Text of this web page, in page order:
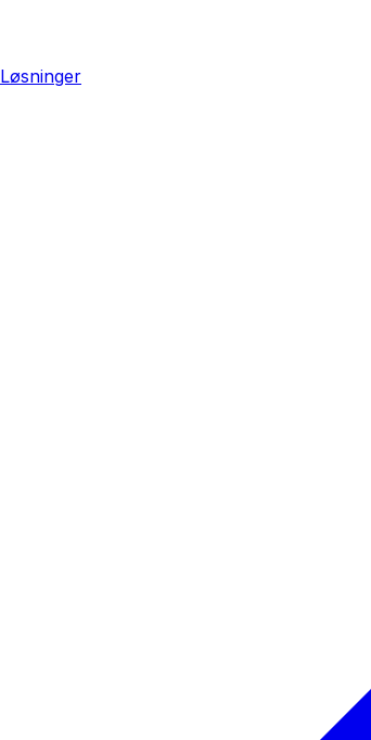
Løsninger